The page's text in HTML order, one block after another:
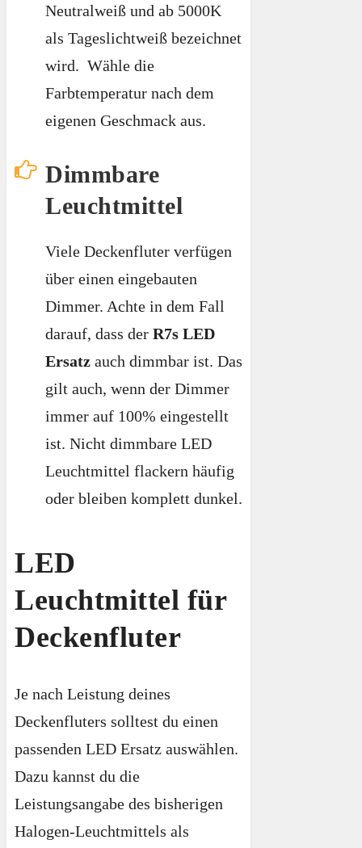
Neutralweiß und ab 5000K
als Tageslichtweiß bezeichnet
wird. Wähle die
Farbtemperatur nach dem
eigenen Geschmack aus.
Dimmbare
Leuchtmittel
Viele Deckenfluter verfügen
über einen eingebauten
Dimmer. Achte in dem Fall
darauf, dass der R7s LED
Ersatz auch dimmbar ist. Das
gilt auch, wenn der Dimmer
immer auf 100% eingestellt
ist. Nicht dimmbare LED
Leuchtmittel flackern häufig
oder bleiben komplett dunkel.
LED
Leuchtmittel für
Deckenfluter
Je nach Leistung deines
Deckenfluters solltest du einen
passenden LED Ersatz auswählen.
Dazu kannst du die
Leistungsangabe des bisherigen
Halogen-Leuchtmittels als